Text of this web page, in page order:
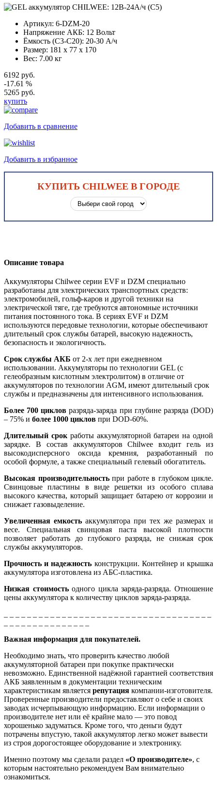
Артикул: 6-DZM-20
Напряжение АКБ: 12 Вольт
Ёмкость (С3-С20): 20-30 А/ч
Размер: 181 x 77 x 170
Вес: 7.00 кг
6192 руб.
-17.61 %
5265 руб.
купить
Добавить в сравнение
Добавить в избранное
КУПИТЬ CHILWEE В ГОРОДЕ
Описание товара
Аккумуляторы Chilwee серии EVF и DZM специально
разработаны для электрических транспортных средств:
электромобилей, гольф-каров и другой техники на
электрической тяге, где требуются автономные источники
питания постоянного тока. В сериях EVF и DZM
используются передовые технологии, которые обеспечивают
длительный срок службы батарей, высокую надежность,
безопасность и экологичность.
Срок службы АКБ от 2-х лет при ежедневном
использовании. Аккумуляторы по технологии GEL (с
гелеобразным кислотным электролитом) в отличие от
аккумуляторов по технологии AGM, имеют длительный срок
службы и предназначены для интенсивного использования.
Более 700 циклов разряда-заряда при глубине разряда (DOD)
– 75% и более 1000 циклов при DOD-60%.
Длительный срокработы аккумуляторной батареи на одной
зарядке. В состав аккумуляторов Chilwee входит гель из
высокодисперсного оксида кремния, разработанный по
особой формуле, а также специальный гелевый обогатитель.
Высокая производительностьпри работе в глубоком цикле.
Свинцовые пластины в виде решетки из особого сплава
высокого качества, который защищает батарею от коррозии и
снижает газовыделение.
Увеличенная емкость аккумулятора при тех же размерах и
весе. Специальная свинцовая паста высокой плотности
позволяет работать до глубокого разряда, не снижая срок
службы аккумуляторов.
Прочность и надежность конструкции. Контейнер и крышка
аккумулятора изготовлена из АБС-пластика.
Низкая стоимостьодного цикла заряда-разряда. Отношение
цены аккумулятора к количеству циклов заряда-разряда.
Важная информация для покупателей.
Необходимо знать, что проверить качество любой
аккумуляторной батареи при покупке практически
невозможно. Единственной надёжной гарантией соответствия
АКБ заявленным в документации техническим
характеристикам является репутация компании-изготовителя.
Проверенные производители предоставляют о себе и своих
заводах исчерпывающую информацию. Если информации о
производителе нет или её крайне мало — это повод
хорошенько задуматься. Кроме того, что деньги будут
потрачены впустую, такой аккумулятор легко может вывести
из строя дорогостоящее оборудование и электронику.
Именно поэтому мы сделали раздел «О производителе», с
которым настоятельно рекомендуем Вам внимательно
ознакомиться.